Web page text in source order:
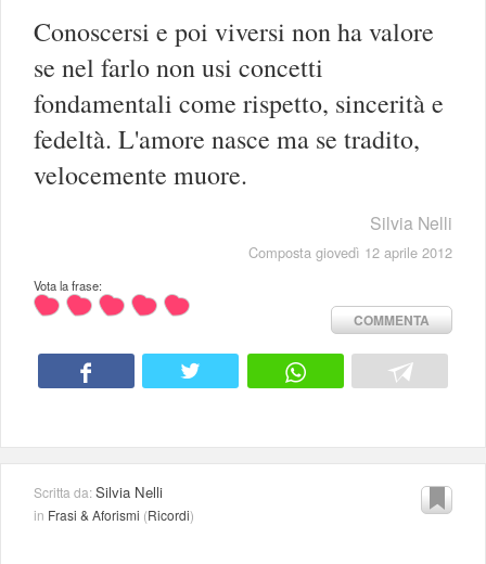
Conoscersi e poi viversi non ha valore
se nel farlo non usi concetti
fondamentali come rispetto, sincerità e
fedeltà. L'amore nasce ma se tradito,
velocemente muore.
Silvia Nelli
Composta giovedì 12 aprile 2012
Vota la frase:
COMMENTA
Scritta da:Silvia Nelli
in Frasi & Aforismi (Ricordi)